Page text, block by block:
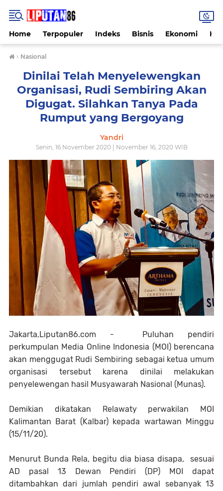
Home Terpopuler Indeks Bisnis Ekonomi
› Nasional
Dinilai Telah Menyelewengkan
Organisasi, Rudi Sembiring Akan
Digugat. Silahkan Tanya Pada
Rumput yang Bergoyang
Yandri
Senin, 16 November 2020 | November 16, 2020 WIB
Jakarta,Liputan86.com - Puluhan pendiri
perkumpulan Media Online Indonesia (MOI) berencana
akan menggugat Rudi Sembiring sebagai ketua umum
organisasi tersebut karena dinilai melakukan
penyelewengan hasil Musyawarah Nasional (Munas).
Demikian dikatakan Relawaty perwakilan MOI
Kalimantan Barat (Kalbar) kepada wartawan Minggu
(15/11/20).
Menurut Bunda Rela, begitu dia biasa disapa, sesuai
AD pasal 13 Dewan Pendiri (DP) MOI dapat
ditambahkan dari jumlah pendiri awal sebanyak 13